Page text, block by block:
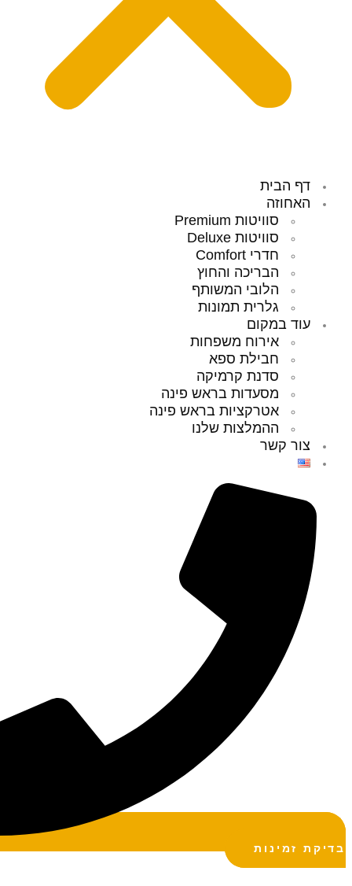
דף הבית
האחוזה
סוויטות Premium
סוויטות Deluxe
חדרי Comfort
הבריכה והחוץ
הלובי המשותף
גלרית תמונות
עוד במקום
אירוח משפחות
חבילת ספא
סדנת קרמיקה
מסעדות בראש פינה
אטרקציות בראש פינה
ההמלצות שלנו
צור קשר
בדיקת זמינות